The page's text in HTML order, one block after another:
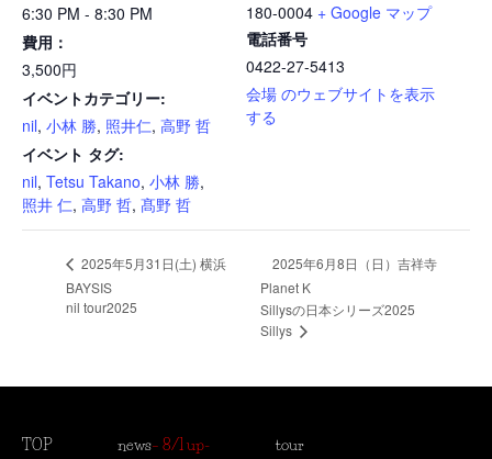
6:30 PM - 8:30 PM
費用：
3,500円
イベントカテゴリー:
nil, 小林 勝, 照井仁, 高野 哲
イベント タグ:
nil, Tetsu Takano, 小林 勝,
照井 仁, 高野 哲, 髙野 哲
180-0004 + Google マップ
電話番号
0422-27-5413
会場 のウェブサイトを表示
する
2025年5月31日(土) 横浜
BAYSIS
nil tour2025
2025年6月8日（日）吉祥寺
Planet K
Sillysの日本シリーズ2025
Sillys
TOP news– 8/1 up- tour